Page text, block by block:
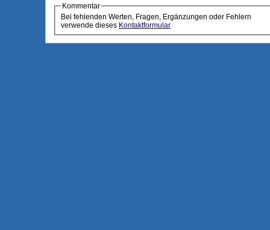
Kommentar
Bei fehlenden Werten, Fragen, Ergänzungen oder Fehlern
verwende dieses Kontaktformular